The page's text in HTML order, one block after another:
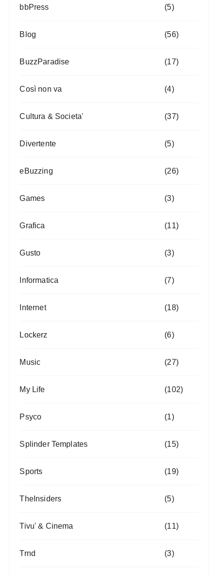
bbPress (5)
Blog (56)
BuzzParadise (17)
Così non va (4)
Cultura & Societa' (37)
Divertente (5)
eBuzzing (26)
Games (3)
Grafica (11)
Gusto (3)
Informatica (7)
Internet (18)
Lockerz (6)
Music (27)
My Life (102)
Psyco (1)
Splinder Templates (15)
Sports (19)
TheInsiders (5)
Tivu' & Cinema (11)
Trnd (3)